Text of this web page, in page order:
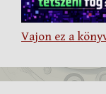
Vajon ez a